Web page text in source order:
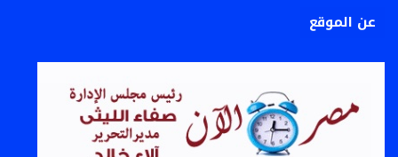
عن الموقع